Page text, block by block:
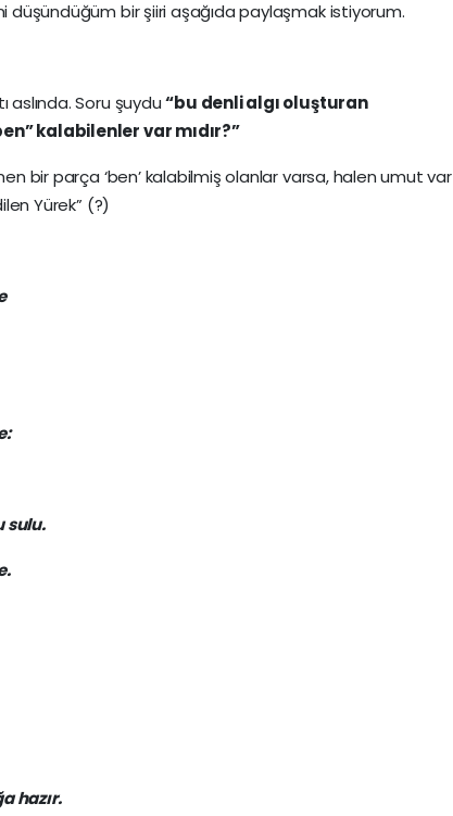
düşündüğüm bir şiiri aşağıda paylaşmak istiyorum.
aslında. Soru şuydu“bu denli algı oluşturan
kalabilenler var mıdır?”
bir parça ‘ben’ kalabilmiş olanlar varsa, halen umut var
Yürek” (?)
sulu.
hazır.